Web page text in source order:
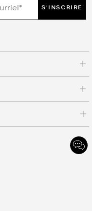
S'INSCRIRE